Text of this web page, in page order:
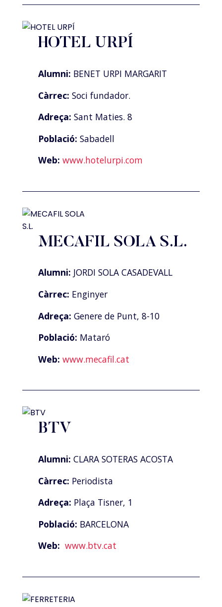
HOTEL URPÍ
Alumni: BENET URPI MARGARIT
Càrrec: Soci fundador.
Adreça: Sant Maties. 8
Població: Sabadell
Web: www.hotelurpi.com
MECAFIL SOLA S.L.
Alumni: JORDI SOLA CASADEVALL
Càrrec: Enginyer
Adreça: Genere de Punt, 8-10
Població: Mataró
Web: www.mecafil.cat
BTV
Alumni: CLARA SOTERAS ACOSTA
Càrrec: Periodista
Adreça: Plaça Tisner, 1
Població: BARCELONA
Web: www.btv.cat